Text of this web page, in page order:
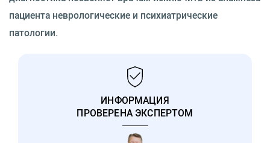
пациента неврологические и психиатрические
патологии.
ИНФОРМАЦИЯ
ПРОВЕРЕНА ЭКСПЕРТОМ